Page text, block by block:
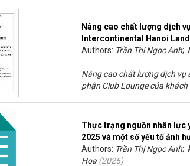
Nâng cao chất lượng dịch
Intercontinental Hanoi
Authors: Trần Thị Ngọc Anh;
Nâng cao chất lượng dịch vụ
phận Club Lounge của
Thực trạng nguồn nhân lực
2025 và một số yếu tố ảnh
Authors: Trần Thị Ngọc Anh;
Hoa (2025)